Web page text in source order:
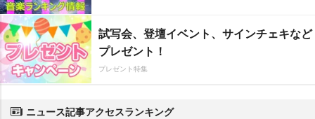
試写会、登壇イベント、サインチェキなど
プレゼント！
プレゼント特集
ニュース記事アクセスランキング